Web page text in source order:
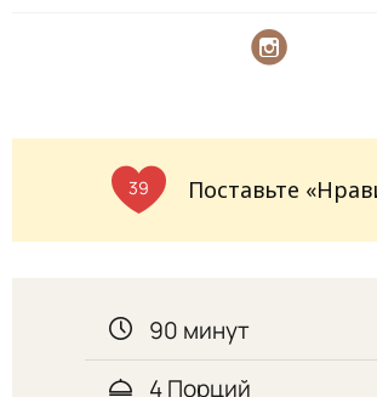
39 Поставьте
90 минут
4 Порций